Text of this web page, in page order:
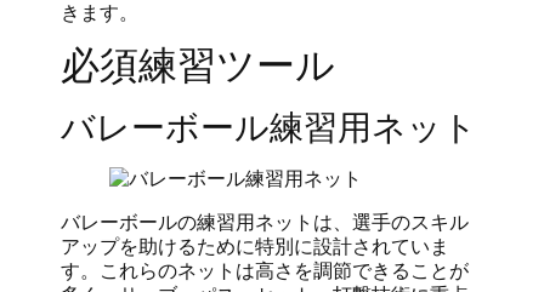
きます。
必須練習ツール
バレーボール練習用ネット
バレーボールの練習用ネットは、選手のスキル
アップを助けるために特別に設計されていま
す。これらのネットは高さを調節できることが